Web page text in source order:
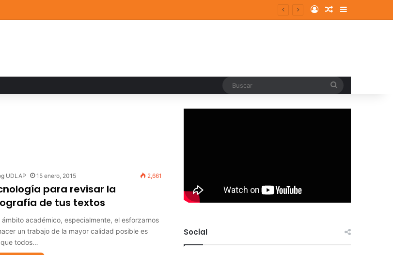
el cierre del Curso de Verano de Escuelas Aztecas Log InRandom Article
Sidebar
UDLAP 15 enero, 2015 2,661
para revisar la
de tus textos
ámbito académico, especialmente, el esforzarnos
un trabajo de la mayor calidad posible es
todos…
Social